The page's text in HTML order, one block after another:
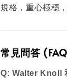
規格，重心極穩
常見問答
Q: Walter Knoll